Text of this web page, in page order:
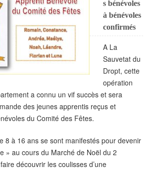
s bénévoles
à bénévoles
confirmés
A La
Sauvetat du
Dropt, cette
opération
a connu un vif succès et sera
des jeunes apprentis reçus et
du Comité des Fêtes.
8 à 16 ans se sont manifestés pour devenir
» au cours du Marché de Noël du 2
découvrir les coulisses d’une